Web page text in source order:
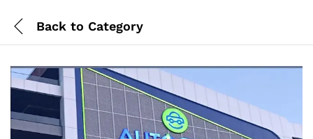
Back to Category